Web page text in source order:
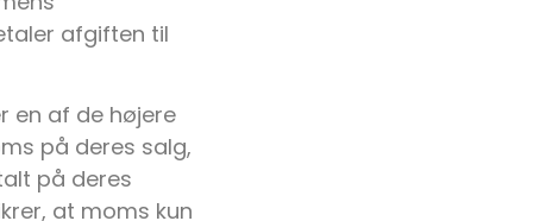
afgiften til
en af de højere
på deres salg,
på deres
at moms kun